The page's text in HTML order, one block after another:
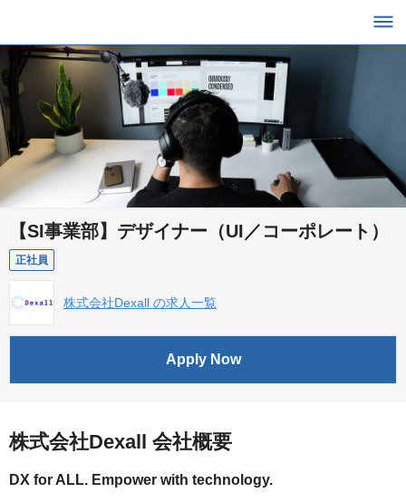
【SI事業部】デザイナー（UI／コーポレート）
正社員
株式会社Dexall の求人一覧
Apply Now
株式会社Dexall 会社概要
DX for ALL. Empower with technology.